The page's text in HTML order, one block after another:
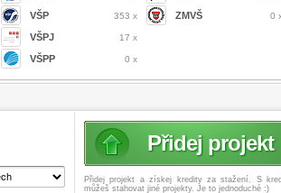
VŠP 353 x
VŠPJ 17 x
VŠPP 0 x
ZMVŠ 0
Přidej projekt
Přidej projekt a získej
kredity za stažení. S
můžeš stahovat jiné projekty. Je to jednoduché :)